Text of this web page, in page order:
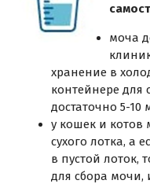
моча
хранение в
контейнере
достаточно 5-10
у кошек и котов
сухого лотка, а
в пустой лоток,
для сбора